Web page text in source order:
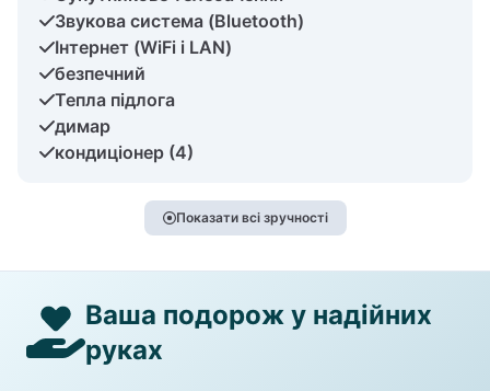
Звукова система (Bluetooth)
Інтернет (WiFi і LAN)
безпечний
Тепла підлога
димар
кондиціонер (4)
Показати всі зручності
Ваша подорож у надійних
руках